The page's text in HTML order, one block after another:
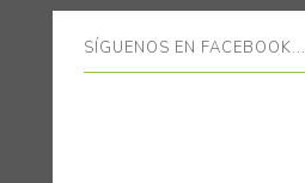
SÍGUENOS EN FACEBOOK...